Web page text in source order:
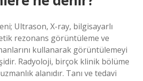
Ultrason, X-ray, bilgisayarlı
rezonans görüntüleme ve
kullanarak görüntülemeyi
Radyoloji, birçok klinik bölüme
alanıdır. Tanı ve tedavi